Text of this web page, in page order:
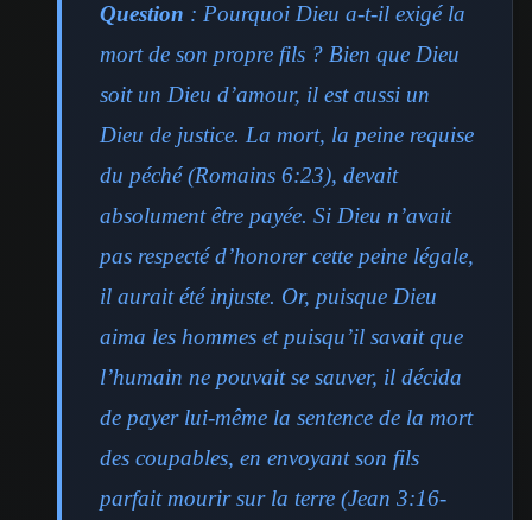
Question : Pourquoi Dieu a-t-il exigé la
mort de son propre fils ? Bien que Dieu
soit un Dieu d’amour, il est aussi un
Dieu de justice. La mort, la peine requise
du péché (Romains 6:23), devait
absolument être payée. Si Dieu n’avait
pas respecté d’honorer cette peine légale,
il aurait été injuste. Or, puisque Dieu
aima les hommes et puisqu’il savait que
l’humain ne pouvait se sauver, il décida
de payer lui-même la sentence de la mort
des coupables, en envoyant son fils
parfait mourir sur la terre (Jean 3:16-